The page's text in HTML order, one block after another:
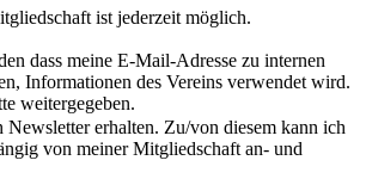
ist jederzeit möglich.
dass meine E-Mail-Adresse zu internen
Informationen des Vereins verwendet wird.
weitergegeben.
Newsletter erhalten. Zu/von diesem kann ich
von meiner Mitgliedschaft an- und